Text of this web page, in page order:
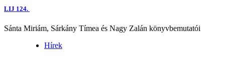
LIJ 124.
Sánta Miriám, Sárkány Tímea és Nagy Zalán könyvbemutatói
Hírek